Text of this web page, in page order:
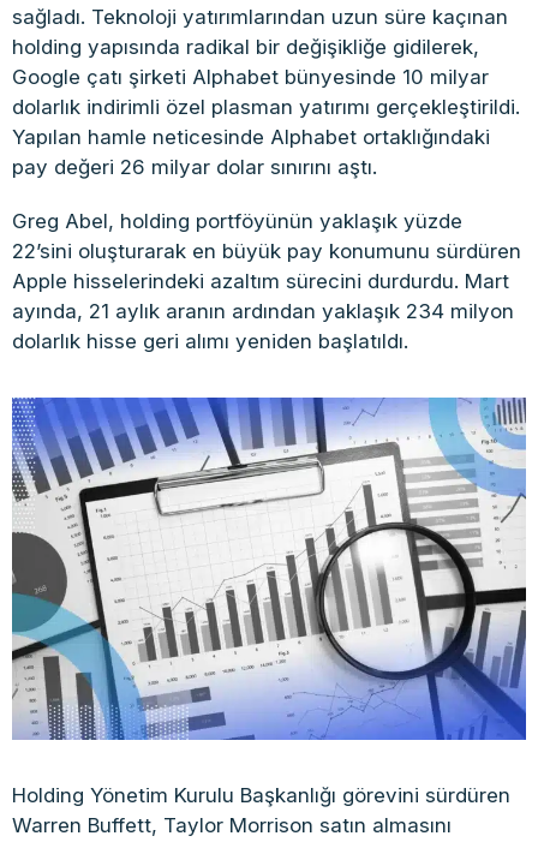
sağladı. Teknoloji yatırımlarından uzun süre kaçınan
holding yapısında radikal bir değişikliğe gidilerek,
Google çatı şirketi Alphabet bünyesinde 10 milyar
dolarlık indirimli özel plasman yatırımı gerçekleştirildi.
Yapılan hamle neticesinde Alphabet ortaklığındaki
pay değeri 26 milyar dolar sınırını aştı.
Greg Abel, holding portföyünün yaklaşık yüzde
22’sini oluşturarak en büyük pay konumunu sürdüren
Apple hisselerindeki azaltım sürecini durdurdu. Mart
ayında, 21 aylık aranın ardından yaklaşık 234 milyon
dolarlık hisse geri alımı yeniden başlatıldı.
Holding Yönetim Kurulu Başkanlığı görevini sürdüren
Warren Buffett, Taylor Morrison satın almasını